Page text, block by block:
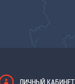
ЛИЧНЫЙ КАБИНЕТ